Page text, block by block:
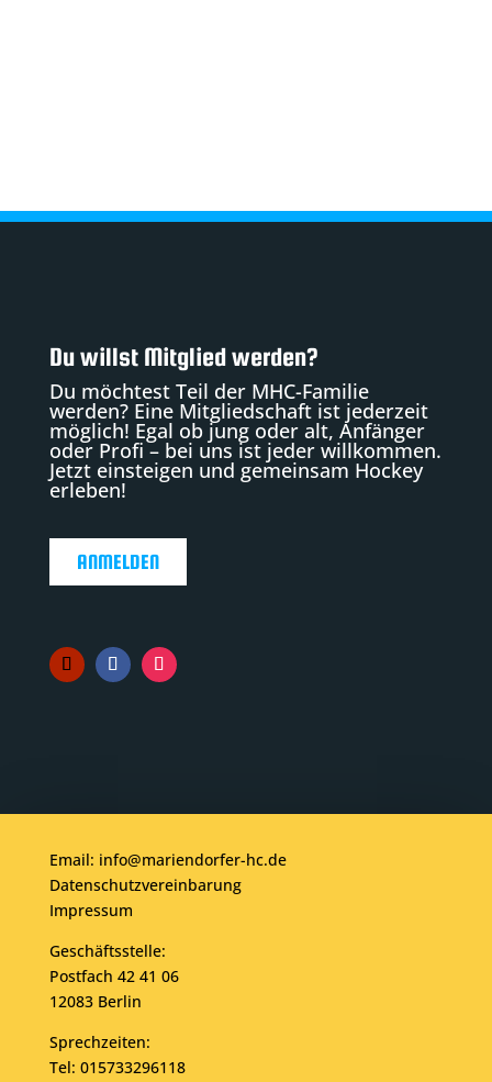
Du willst Mitglied werden?
Du möchtest Teil der MHC-Familie
werden? Eine Mitgliedschaft ist jederzeit
möglich! Egal ob jung oder alt, Anfänger
oder Profi – bei uns ist jeder willkommen.
Jetzt einsteigen und gemeinsam Hockey
erleben!
ANMELDEN
Email: info@mariendorfer-hc.de
Datenschutzvereinbarung
Impressum
Geschäftsstelle:
Postfach 42 41 06
12083 Berlin
Sprechzeiten:
Tel: 015733296118